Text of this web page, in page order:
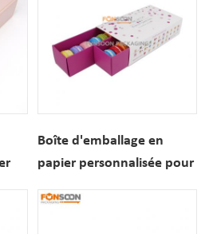
Boîte d'emballage en
papier personnalisée pour
pour pâtisseries et